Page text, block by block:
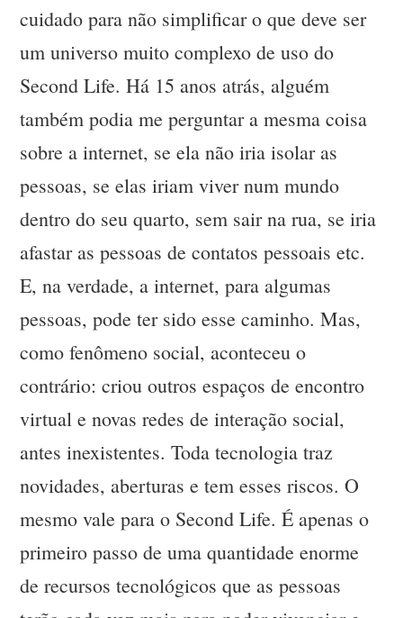
cuidado para não simplificar o que deve ser
um universo muito complexo de uso do
Second Life. Há 15 anos atrás, alguém
também podia me perguntar a mesma coisa
sobre a internet, se ela não iria isolar as
pessoas, se elas iriam viver num mundo
dentro do seu quarto, sem sair na rua, se iria
afastar as pessoas de contatos pessoais etc.
E, na verdade, a internet, para algumas
pessoas, pode ter sido esse caminho. Mas,
como fenômeno social, aconteceu o
contrário: criou outros espaços de encontro
virtual e novas redes de interação social,
antes inexistentes. Toda tecnologia traz
novidades, aberturas e tem esses riscos. O
mesmo vale para o Second Life. É apenas o
primeiro passo de uma quantidade enorme
de recursos tecnológicos que as pessoas